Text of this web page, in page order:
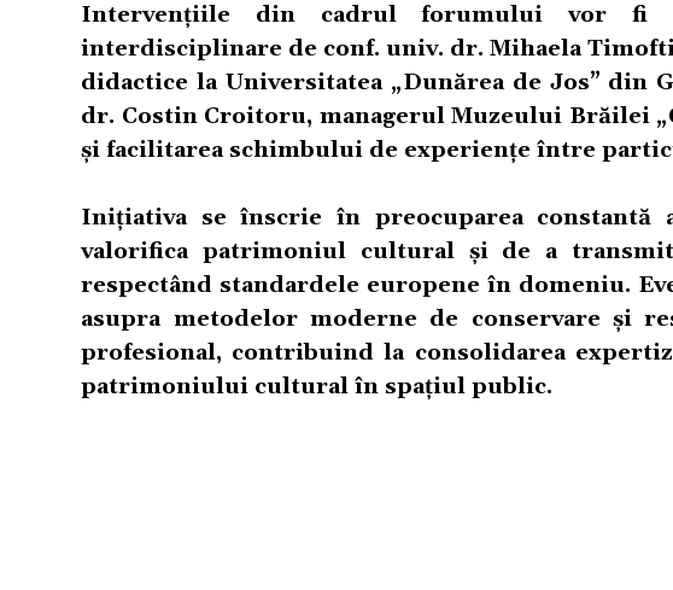
Intervențiile din cadrul forumului vor fi
interdisciplinare de conf. univ. dr. Mihaela
didactice la Universitatea „Dunărea de Jos” din
dr. Costin Croitoru, managerul Muzeului Brăilei
și facilitarea schimbului de experiențe între
Inițiativa se înscrie în preocuparea
valorifica patrimoniul cultural și de a
respectând standardele europene în domeniu.
asupra metodelor moderne de conservare și
profesional, contribuind la consolidarea
patrimoniului cultural în spațiul public.